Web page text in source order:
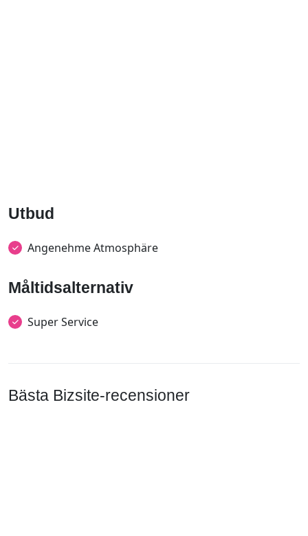
Utbud
Angenehme Atmosphäre
Måltidsalternativ
Super Service
Bästa Bizsite-recensioner